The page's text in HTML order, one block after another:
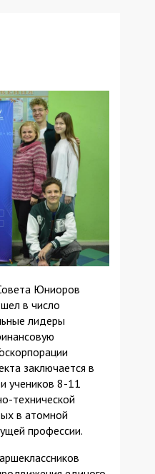
Юниоров
в число
лидеры
заключается в
учеников 8-11
технической
в атомной
профессии.